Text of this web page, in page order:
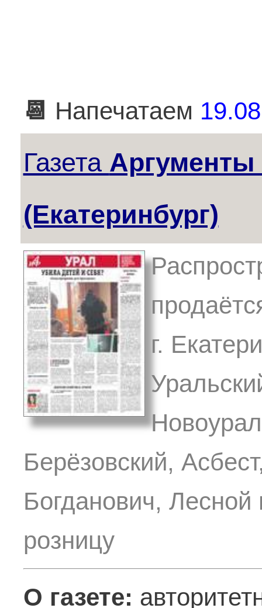
📆 Напечатаем
Газета
(Екатеринбург)
г.
Берёзовский,
Богданович,
розницу
О газете: